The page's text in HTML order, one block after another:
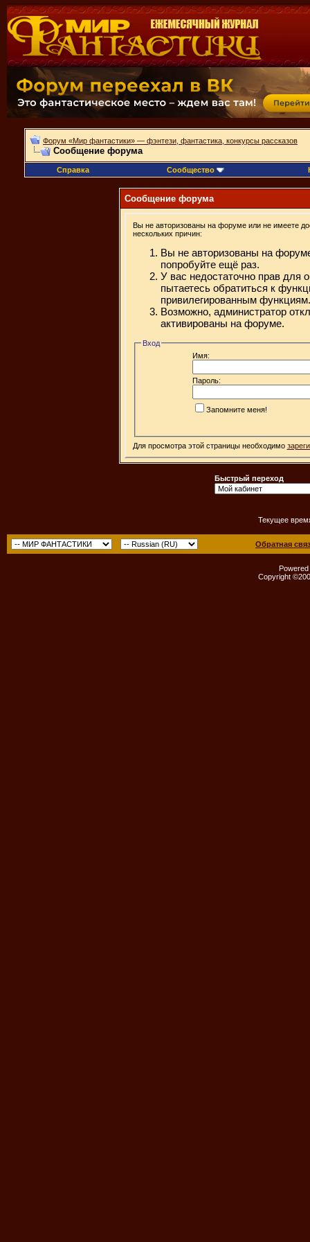
Форум «Мир фантастики» — фэнтези, фантастика, конкурсы рассказов
Сообщение форума
Справка Сообщество
Сообщение форума
Вы не авторизованы на форуме или не имеете
нескольких причин:
Вы не авторизованы на
попробуйте ещё раз.
У вас недостаточно прав для
пытаетесь обратиться к
привилегированным функциям.
Возможно, администратор
активированы на форуме.
Вход
Имя:
Пароль:
Запомните меня!
Для просмотра этой страницы необходимо
Быстрый переход
Текущее
Обратная
Copyright